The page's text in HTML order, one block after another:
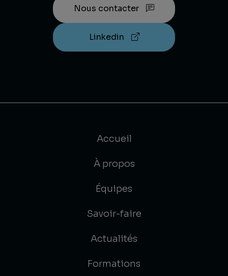
Nous contacter
Linkedin
Accueil
À propos
Équipes
Savoir-faire
Actualités
Formations